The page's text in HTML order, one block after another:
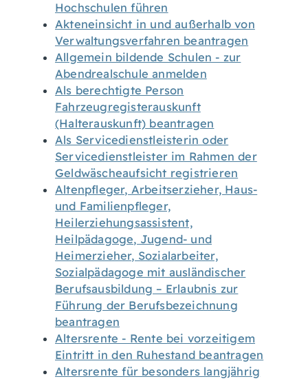
Hochschulen führen
Akteneinsicht in und außerhalb von
Verwaltungsverfahren beantragen
Allgemein bildende Schulen - zur
Abendrealschule anmelden
Als berechtigte Person
Fahrzeugregisterauskunft
(Halterauskunft) beantragen
Als Servicedienstleisterin oder
Servicedienstleister im Rahmen der
Geldwäscheaufsicht registrieren
Altenpfleger, Arbeitserzieher, Haus-
und Familienpfleger,
Heilerziehungsassistent,
Heilpädagoge, Jugend- und
Heimerzieher, Sozialarbeiter,
Sozialpädagoge mit ausländischer
Berufsausbildung – Erlaubnis zur
Führung der Berufsbezeichnung
beantragen
Altersrente - Rente bei vorzeitigem
Eintritt in den Ruhestand beantragen
Altersrente für besonders langjährig